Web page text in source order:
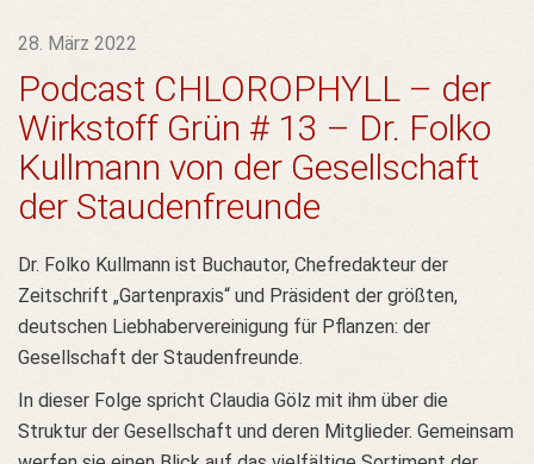
28. März 2022
Podcast CHLOROPHYLL – der
Wirkstoff Grün # 13 – Dr. Folko
Kullmann von der Gesellschaft
der Staudenfreunde
Dr. Folko Kullmann ist Buchautor, Chefredakteur der
Zeitschrift „Gartenpraxis“ und Präsident der größten,
deutschen Liebhabervereinigung für Pflanzen: der
Gesellschaft der Staudenfreunde.
In dieser Folge spricht Claudia Gölz mit ihm über die
Struktur der Gesellschaft und deren Mitglieder. Gemeinsam